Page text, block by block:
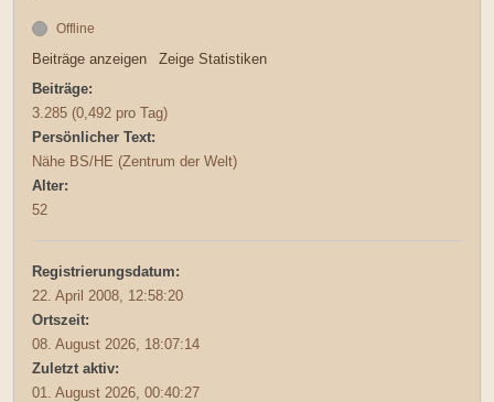
Offline
Beiträge anzeigen
Zeige Statistiken
Beiträge:
3.285 (0,492 pro Tag)
Persönlicher Text:
Nähe BS/HE (Zentrum der Welt)
Alter:
52
Registrierungsdatum:
22. April 2008, 12:58:20
Ortszeit:
08. August 2026, 18:07:14
Zuletzt aktiv:
01. August 2026, 00:40:27